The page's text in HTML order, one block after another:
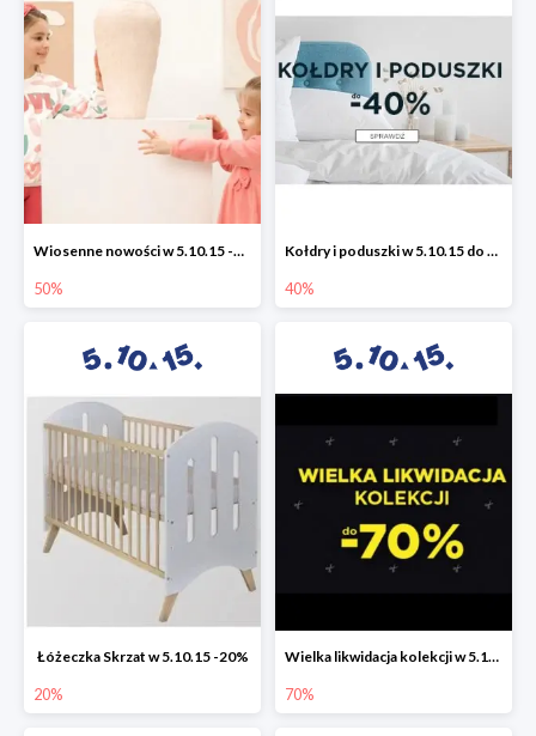
Wiosenne nowości w 5.10.15 -50%
50%
Kołdry i poduszki w 5.10.15 do -40%
40%
Łóżeczka Skrzat w 5.10.15 -20%
20%
Wielka likwidacja kolekcji w 5.10.15 do -70%
70%